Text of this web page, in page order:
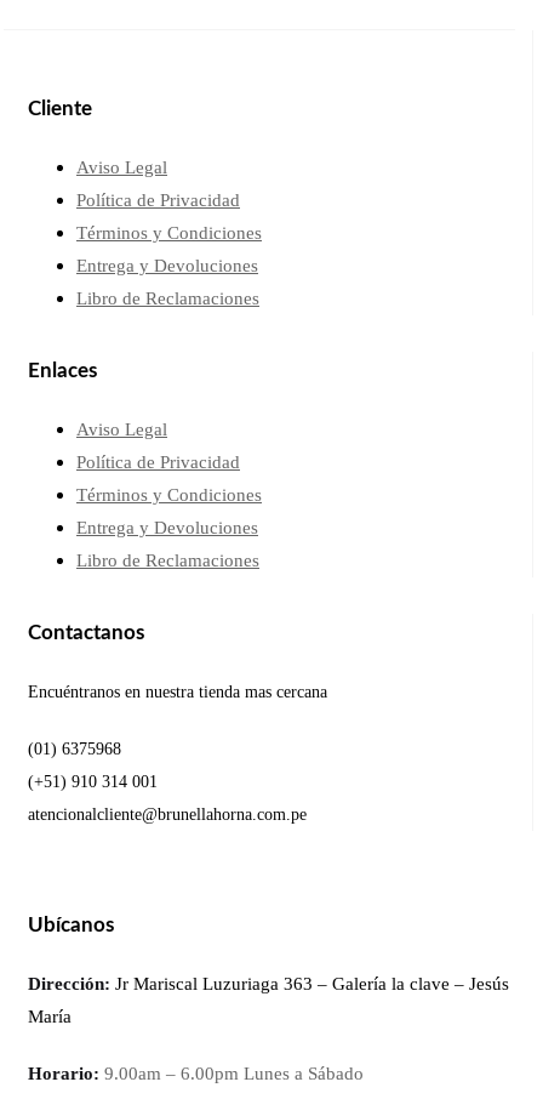
Cliente
Aviso Legal
Política de Privacidad
Términos y Condiciones
Entrega y Devoluciones
Libro de Reclamaciones
Enlaces
Aviso Legal
Política de Privacidad
Términos y Condiciones
Entrega y Devoluciones
Libro de Reclamaciones
Contactanos
Encuéntranos en nuestra tienda mas cercana
(01) 6375968
(+51) 910 314 001
atencionalcliente@brunellahorna.com.pe
Ubícanos
Dirección: Jr Mariscal Luzuriaga 363 – Galería la clave – Jesús
María
Horario: 9.00am – 6.00pm Lunes a Sábado